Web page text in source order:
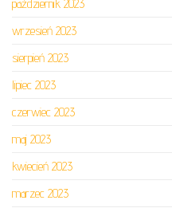
październik 2023
wrzesień 2023
sierpień 2023
lipiec 2023
czerwiec 2023
maj 2023
kwiecień 2023
marzec 2023